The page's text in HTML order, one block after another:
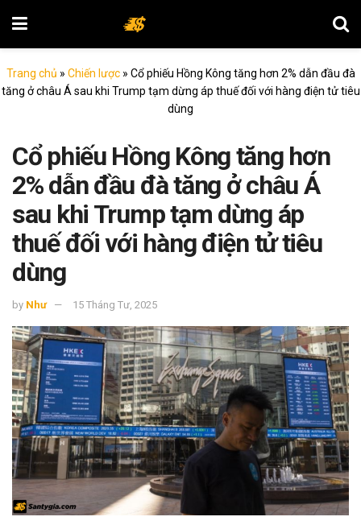
Trang chủ » Chiến lược» Cổ phiếu Hồng Kông tăng hơn 2% dẫn đầu đà
tăng ở châu Á sau khi Trump tạm dừng áp thuế đối với hàng điện tử tiêu
dùng
Cổ phiếu Hồng Kông tăng hơn
2% dẫn đầu đà tăng ở châu Á
sau khi Trump tạm dừng áp
thuế đối với hàng điện tử tiêu
dùng
by Như 15 Tháng Tư, 2025